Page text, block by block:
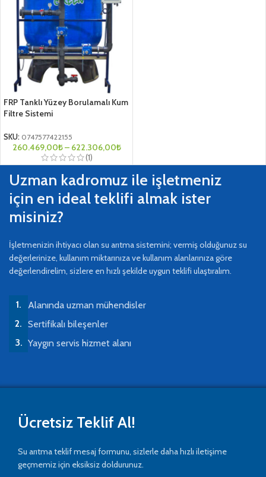
FRP Tanklı Yüzey Borulamalı Kum
Filtre Sistemi
SKU: 0747577422155
260.469,00₺– 622.306,00₺
(1)
Uzman kadromuz ile işletmeniz
için en ideal teklifi almak ister
misiniz?
İşletmenizin ihtiyacı olan su arıtma sistemini; vermiş olduğunuz su
değerlerinize, kullanım miktarınıza ve kullanım alanlarınıza göre
değerlendirelim, sizlere en hızlı şekilde uygun teklifi ulaştıralım.
Alanında uzman mühendisler
Sertifikalı bileşenler
Yaygın servis hizmet alanı
Ücretsiz Teklif Al!
Su arıtma teklif mesaj formunu, sizlerle daha hızlı iletişime
geçmemiz için eksiksiz doldurunuz.